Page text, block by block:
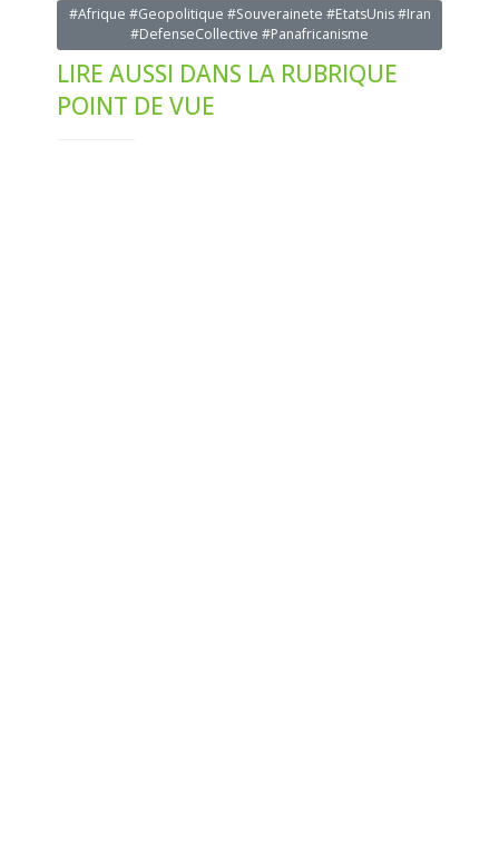
#Afrique #Geopolitique #Souverainete #EtatsUnis #Iran
#DefenseCollective #Panafricanisme
LIRE AUSSI DANS LA RUBRIQUE
POINT DE VUE